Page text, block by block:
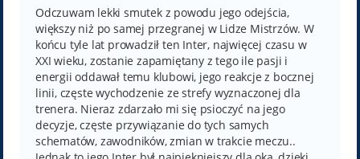
t
Odczuwam lekki smutek z powodu jego odejścia,
większy niż po samej przegranej w Lidze Mistrzów. W
końcu tyle lat prowadził ten Inter, najwięcej czasu w
XXI wieku, zostanie zapamiętany z tego ile pasji i
energii oddawał temu klubowi, jego reakcje z bocznej
linii, częste wychodzenie ze strefy wyznaczonej dla
trenera. Nieraz zdarzało mi się psioczyć na jego
decyzje, częste przywiązanie do tych samych
schematów, zawodników, zmian w trakcie meczu..